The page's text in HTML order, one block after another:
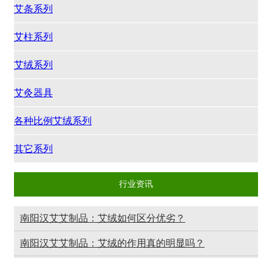
艾条系列
艾柱系列
艾绒系列
艾灸器具
各种比例艾绒系列
其它系列
行业资讯
南阳汉艾艾制品：艾绒如何区分优劣？
南阳汉艾艾制品：艾绒的作用真的明显吗？